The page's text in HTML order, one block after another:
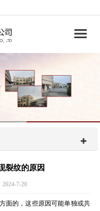
裂纹的原因
7-20
面的，这些原因可能单独或共